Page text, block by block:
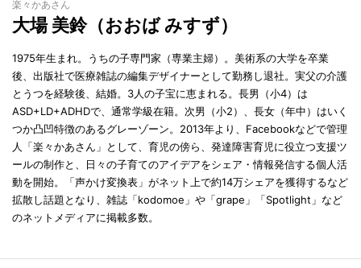
楽々かあさん
大場 美鈴（おおば みすず）
1975年生まれ。うちの子専門家（専業主婦）。美術系の大学を卒業
後、出版社で医療雑誌の編集デザイナーとして勤務し退社。実父の介護
とうつを経験後、結婚。3人の子宝に恵まれる。長男（小4）は
ASD+LD+ADHDで、通常学級在籍。次男（小2）、長女（年中）はいく
つか凸凹特徴のあるグレーゾーン。2013年より、Facebookなどで管理
人「楽々かあさん」として、育児の傍ら、発達障害育児に役立つ支援ツ
ールの制作と、日々の子育てのアイデアをシェア・情報発信する個人活
動を開始。「声かけ変換表」がネット上で約14万シェアを獲得するなど
拡散し話題となり、雑誌「kodomoe」や「grape」「Spotlight」など
のネットメディアに掲載多数。